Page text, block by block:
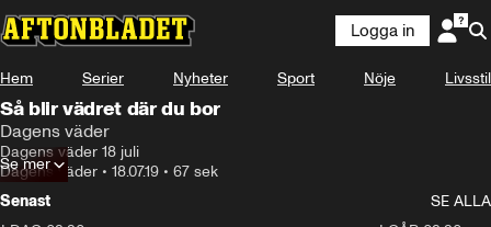
Logga in
Hem Serier Nyheter Sport Nöje Livsstil
Så blir vädret där du bor
Dagens väder
Dagens väder 18 juli
Dagens väder • 18.07.19 • 67 sek
Se mer
Senast
SE ALLA